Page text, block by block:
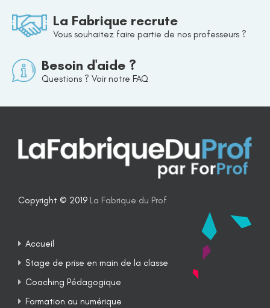
La Fabrique recrute
Vous souhaitez faire partie de nos professeurs ?
Besoin d'aide ?
Questions ? Voir notre FAQ
Copyright © 2019 La Fabrique du Prof
Accueil
Stage de prise en main de la classe
Coaching Pédagogique
Formation au numérique